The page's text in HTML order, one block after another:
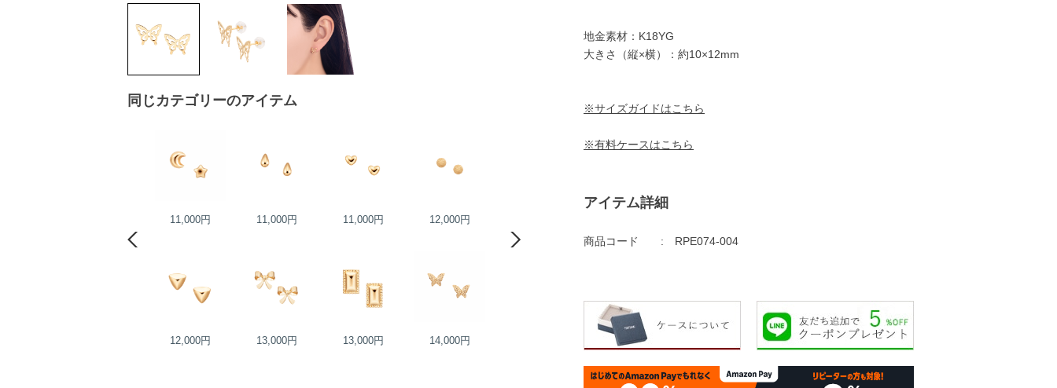
同じカテゴリーのアイテム
11,000円 11,000円 11,000円 12,000円
12,000円 13,000円 13,000円 14,000円 16,000円 16,000円 17,000円
地金素材：K18YG
大きさ（縦×横）：約10×12mm
※サイズガイドはこちら
※有料ケースはこちら
アイテム詳細
商品コード RPE074-004